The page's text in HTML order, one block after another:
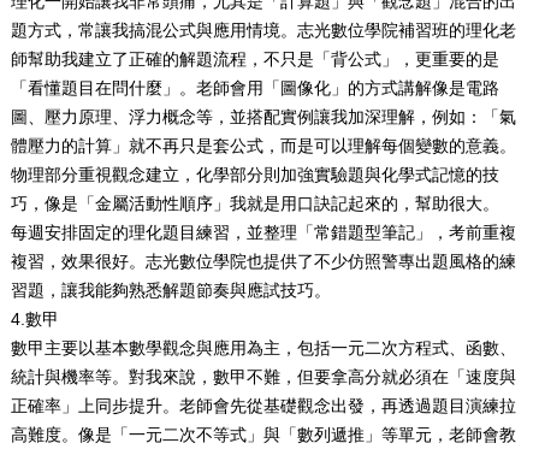
題方式，常讓我搞混公式與應用情境。志光數位學院補習班的理化老
師幫助我建立了正確的解題流程，不只是「背公式」，更重要的是
「看懂題目在問什麼」。老師會用「圖像化」的方式講解像是電路
圖、壓力原理、浮力概念等，並搭配實例讓我加深理解，例如：「氣
體壓力的計算」就不再只是套公式，而是可以理解每個變數的意義。
物理部分重視觀念建立，化學部分則加強實驗題與化學式記憶的技
巧，像是「金屬活動性順序」我就是用口訣記起來的，幫助很大。
每週安排固定的理化題目練習，並整理「常錯題型筆記」，考前重複
複習，效果很好。志光數位學院也提供了不少仿照警專出題風格的練
習題，讓我能夠熟悉解題節奏與應試技巧。
4. 數甲
數甲主要以基本數學觀念與應用為主，包括一元二次方程式、函數、
統計與機率等。對我來說，數甲不難，但要拿高分就必須在「速度與
正確率」上同步提升。老師會先從基礎觀念出發，再透過題目演練拉
高難度。像是「一元二次不等式」與「數列遞推」等單元，老師會教